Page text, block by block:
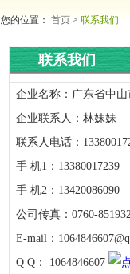
您的位置： 首页 > 联系我们
联系我们
企业名称： 广东省中
企业联系人： 林妹妹
联系人电话：
手 机1： 13380017239
手 机2： 13420086090
公司传真： 0760-
E-mail：
Q Q：
1064846607